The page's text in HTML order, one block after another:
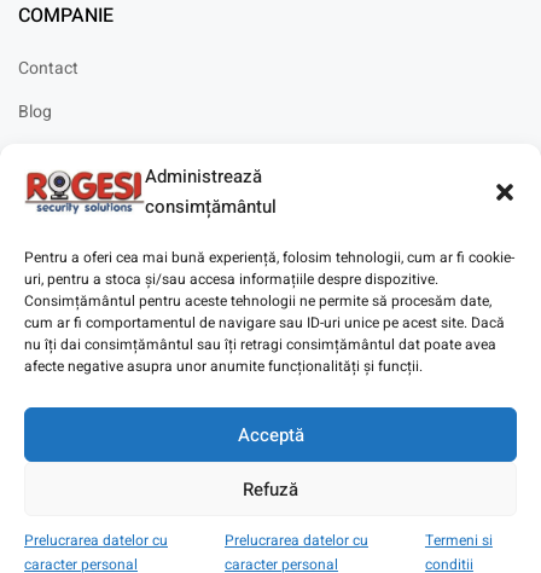
Administrează
consimțământul
Pentru a oferi cea mai bună experiență, folosim tehnologii, cum ar fi cookie-
uri, pentru a stoca și/sau accesa informațiile despre dispozitive.
Consimțământul pentru aceste tehnologii ne permite să procesăm date,
cum ar fi comportamentul de navigare sau ID-uri unice pe acest site. Dacă
nu îți dai consimțământul sau îți retragi consimțământul dat poate avea
afecte negative asupra unor anumite funcționalități și funcții.
Acceptă
Refuză
Prelucrarea datelor cu
caracter personal
Prelucrarea datelor cu
caracter personal
Termeni si
conditii
COMPANIE
Contact
Blog
Solicitare instalare
Copyright © 2025Digitaz.